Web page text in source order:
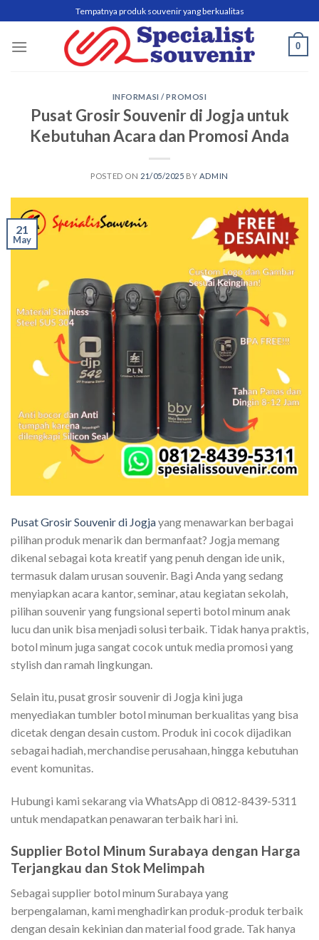
to
content
Tempatnya produk souvenir yang berkualitas
0
INFORMASI / PROMOSI
Pusat Grosir Souvenir di Jogja untuk
Kebutuhan Acara dan Promosi Anda
POSTED ON 21/05/2025 BY ADMIN
21
May
Pusat Grosir Souvenir di Jogjayang menawarkan berbagai
pilihan produk menarik dan bermanfaat? Jogja memang
dikenal sebagai kota kreatif yang penuh dengan ide unik,
termasuk dalam urusan souvenir. Bagi Anda yang sedang
menyiapkan acara kantor, seminar, atau kegiatan sekolah,
pilihan souvenir yang fungsional seperti botol minum anak
lucu dan unik bisa menjadi solusi terbaik. Tidak hanya praktis,
botol minum juga sangat cocok untuk media promosi yang
stylish dan ramah lingkungan.
Selain itu, pusat grosir souvenir di Jogja kini juga
menyediakan tumbler botol minuman berkualitas yang bisa
dicetak dengan desain custom. Produk ini cocok dijadikan
sebagai hadiah, merchandise perusahaan, hingga kebutuhan
event komunitas.
Hubungi kami sekarang via WhatsApp di 0812-8439-5311
untuk mendapatkan penawaran terbaik hari ini.
Supplier Botol Minum Surabaya dengan Harga
Terjangkau dan Stok Melimpah
Sebagai supplier botol minum Surabaya yang
berpengalaman, kami menghadirkan produk-produk terbaik
dengan desain kekinian dan material food grade. Tak hanya